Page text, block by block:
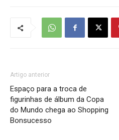
Artigo anterior
Espaço para a troca de
figurinhas de álbum da Copa
do Mundo chega ao Shopping
Bonsucesso